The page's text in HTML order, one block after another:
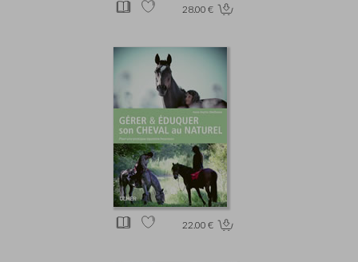
28.00 €
22.00 €